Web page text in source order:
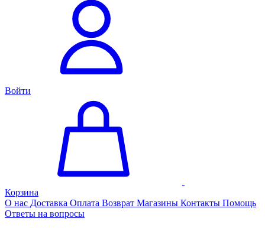
Войти
Корзина
О нас Доставка Оплата Возврат Магазины Контакты Помощь
Ответы на вопросы